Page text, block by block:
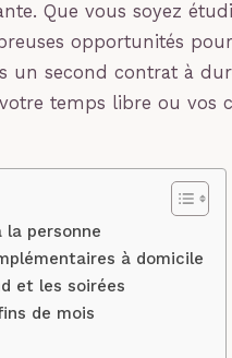
Que vous soyez
opportunités
un second contrat à
temps libre ou vos
personne
à domicile
et les soirées
de mois